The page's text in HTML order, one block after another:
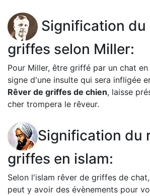
Signification du
griffes selon Miller:
Pour Miller, être griffé par un chat
signe d'une insulte qui sera infligée
Rêver de griffes de chien, laisse
cher trompera le rêveur.
Signification du
griffes en islam:
Selon l'islam rêver de griffes de
peut y avoir des évènements pour